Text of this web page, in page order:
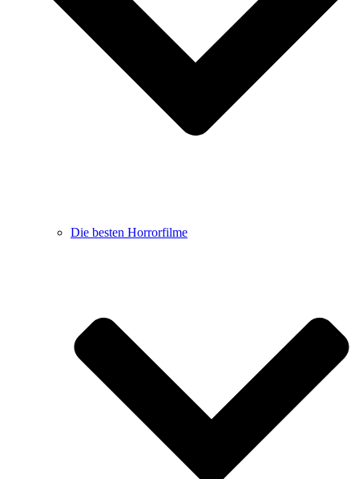
Die besten Horrorfilme